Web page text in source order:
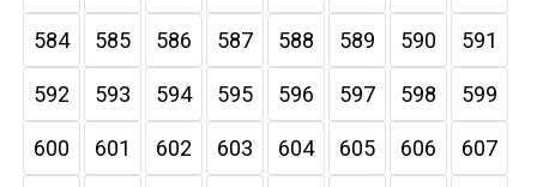
584 585 586 587 588 589 590 591
592 593 594 595 596 597 598 599
600 601 602 603 604 605 606 607